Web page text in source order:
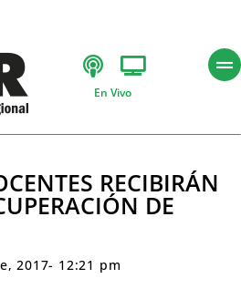
En Vivo
RECIBIRÁN
DE
2017- 12:21 pm